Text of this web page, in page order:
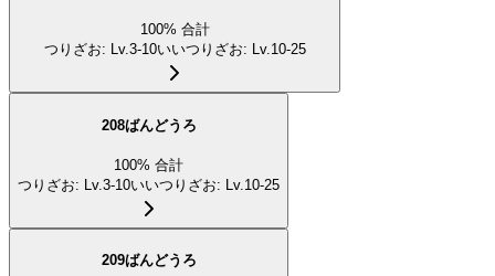
100% 合計
つりざお: Lv.3-10いいつりざお: Lv.10-25
208ばんどうろ
100% 合計
つりざお: Lv.3-10いいつりざお: Lv.10-25
209ばんどうろ